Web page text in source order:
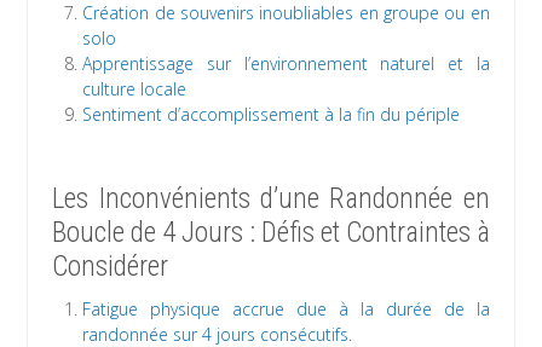
Création de souvenirs inoubliables en groupe ou en
solo
Apprentissage sur l’environnement naturel et la
culture locale
Sentiment d’accomplissement à la fin du périple
Les Inconvénients d’une Randonnée en
Boucle de 4 Jours : Défis et Contraintes à
Considérer
Fatigue physique accrue due à la durée de la
randonnée sur 4 jours consécutifs.